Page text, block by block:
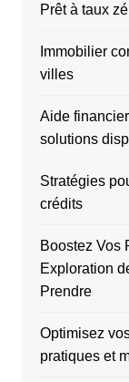
Prêt à taux
Immobilier
villes
Aide
solutions
Stratégies
crédits
Boostez Vos
Exploration
Prendre
Optimisez
pratiques et